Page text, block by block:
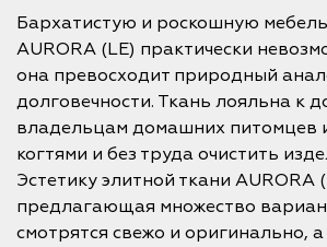
Бархатистую и роскошную
AURORA (LE) практически
она превосходит природный
долговечности. Ткань лояльна к
владельцам домашних питомцев
когтями и без труда очистить
Эстетику элитной ткани
предлагающая множество
смотрятся свежо и оригинально,